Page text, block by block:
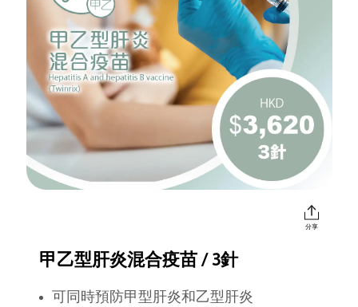
分享
甲乙型肝炎混合疫苗 / 3針
可同時預防甲型肝炎和乙型肝炎